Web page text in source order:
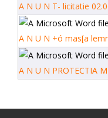
A N U N T- licitatie
A N U N +ó mas[a
A N U N PROTECTIA